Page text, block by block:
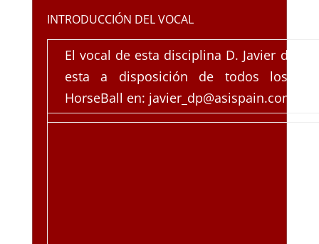
INTRODUCCIÓN DEL VOCAL
El vocal de esta disciplina D. Javier de
esta a disposición de todos los
HorseBall en: javier_dp@asispain.com